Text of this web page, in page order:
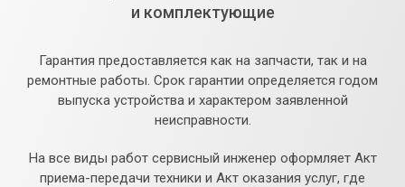
и комплектующие
Гарантия предоставляется как на запчасти, так и на
ремонтные работы. Срок гарантии определяется годом
выпуска устройства и характером заявленной
неисправности.
На все виды работ сервисный инженер оформляет Акт
приема-передачи техники и Акт оказания услуг, где